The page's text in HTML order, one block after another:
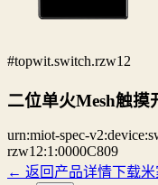
#topwit.switch.rzw12
二位单火Mesh触摸
urn:miot-spec-
rzw12:1:0000C809
← 返回产品详情下载